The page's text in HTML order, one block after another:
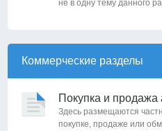
не в одну тему данного
Коммерческие разделы
Покупка и продажа
Здесь размещаются
покупке, продаже или